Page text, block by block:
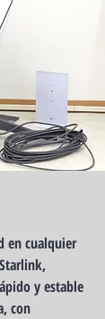
en cualquier
y estable
con